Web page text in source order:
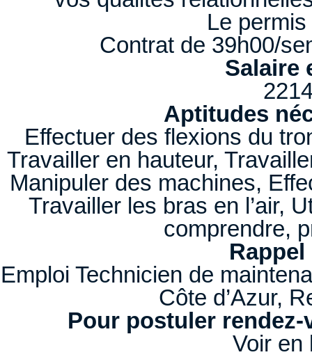
Le
Contrat de 39h00/
Salaire
Aptitudes
Effectuer des flexions du
Travailler en hauteur,
Manipuler des machines,
Travailler les bras en l’air,
comprendre,
Emploi Technicien de
Côte d’Azur,
Pour postuler rendez-
Voir